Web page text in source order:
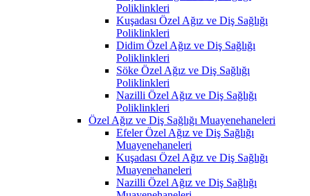
Poliklinkleri
Kuşadası Özel Ağız ve Diş Sağlığı
Poliklinkleri
Didim Özel Ağız ve Diş Sağlığı
Poliklinkleri
Söke Özel Ağız ve Diş Sağlığı
Poliklinkleri
Nazilli Özel Ağız ve Diş Sağlığı
Poliklinkleri
Özel Ağız ve Diş Sağlığı Muayenehaneleri
Efeler Özel Ağız ve Diş Sağlığı
Muayenehaneleri
Kuşadası Özel Ağız ve Diş Sağlığı
Muayenehaneleri
Nazilli Özel Ağız ve Diş Sağlığı